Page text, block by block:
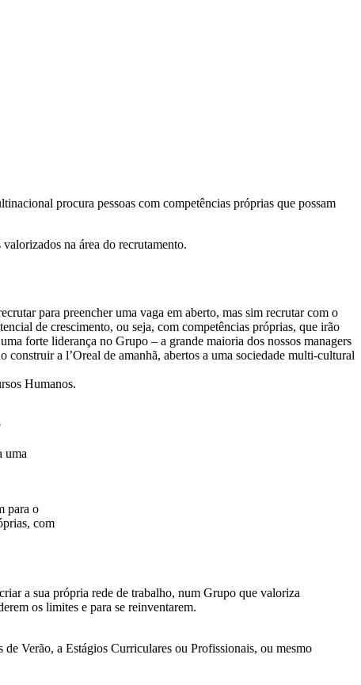
procura pessoas com competências próprias que possam
na área do recrutamento.
para preencher uma vaga em aberto, mas sim recrutar com o
de crescimento, ou seja, com competências próprias, que irão
forte liderança no Grupo – a grande maioria dos nossos managers
construir a l’Oreal de amanhã, abertos a uma sociedade multi-cultural
Humanos.
uma
para o
com
a sua própria rede de trabalho, num Grupo que valoriza
os limites e para se reinventarem.
Verão, a Estágios Curriculares ou Profissionais, ou mesmo